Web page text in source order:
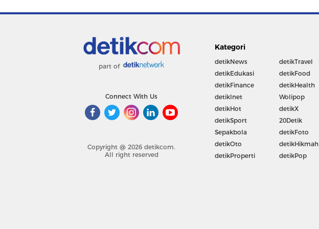
part of
Connect With Us
Copyright @ 2026 detikcom.
All right reserved
Kategori
detikNews
detikEdukasi
detikFinance
detikInet
detikHot
detikSport
Sepakbola
detikOto
detikProperti
detikTravel
detikFood
detikHealth
Wolipop
detikX
20Detik
detikFoto
detikHikmah
detikPop